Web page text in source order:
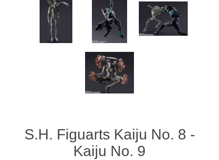
S.H. Figuarts Kaiju No. 8 -
Kaiju No. 9